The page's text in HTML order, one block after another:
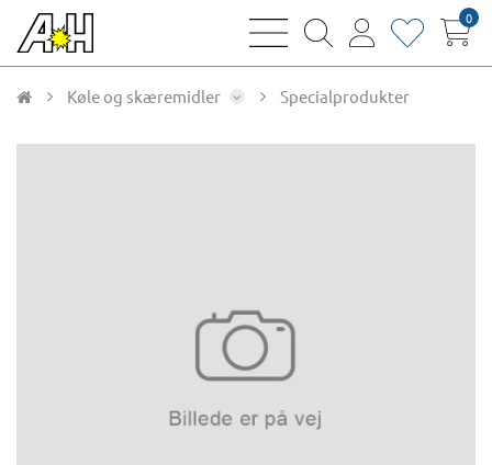
bars
magnifying
user
heart0
Køle og skæremidler Specialprodukter